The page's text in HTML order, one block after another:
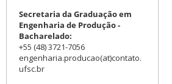
Secretaria da Graduação em
Engenharia de Produção -
Bacharelado:
+55 (48) 3721-7056
engenharia.producao(at)contato.
ufsc.br